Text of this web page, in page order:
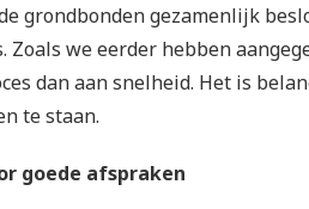
grondbonden gezamenlijk
Zoals we eerder hebben
dan aan snelheid. Het is
te staan.
goede afspraken